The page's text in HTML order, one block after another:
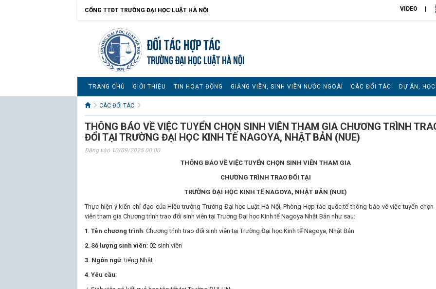
CỔNG TTĐT TRƯỜNG ĐẠI HỌC LUẬT HÀ NỘI VIDEO
Đối tác hợp tác
TRƯỜNG ĐẠI HỌC LUẬT HÀ NỘI
TRANG CHỦ GIỚI THIỆU TIN HOẠT ĐỘNG GIẢNG VIÊN, SINH VIÊN NƯỚC NGOÀI CÁC ĐỐI TÁC DỰ ÁN,
CÁC ĐỐI TÁC
THÔNG BÁO VỀ VIỆC TUYỂN CHỌN SINH VIÊN THAM GIA CHƯƠNG TRÌNH
ĐỔI TẠI TRƯỜNG ĐẠI HỌC KINH TẾ NAGOYA, NHẬT BẢN (NUE)
Đăng vào 10/09/2025 00:00
THÔNG BÁO VỀ VIỆC TUYỂN CHỌN SINH VIÊN THAM GIA
CHƯƠNG TRÌNH TRAO ĐỔI TẠI
TRƯỜNG ĐẠI HỌC KINH TẾ NAGOYA, NHẬT BẢN (NUE)
Thực hiện ý kiến chỉ đạo của Hiệu trưởng Trường Đại học Luật Hà Nội, Phòng Hợp tác quốc tế thông báo về việc tuyển chọn
viên tham gia Chương trình trao đổi sinh viên tại Trường Đại học Kinh tế Nagoya Nhật Bản như sau:
1 . Tên chương trình: Chương trình trao đổi sinh viên tại Trường Đại học Kinh tế Nagoya, Nhật Bản
2. Số lượng sinh viên: 02 sinh viên
3. Ngôn ngữ: tiếng Nhật
4. Yêu cầu: